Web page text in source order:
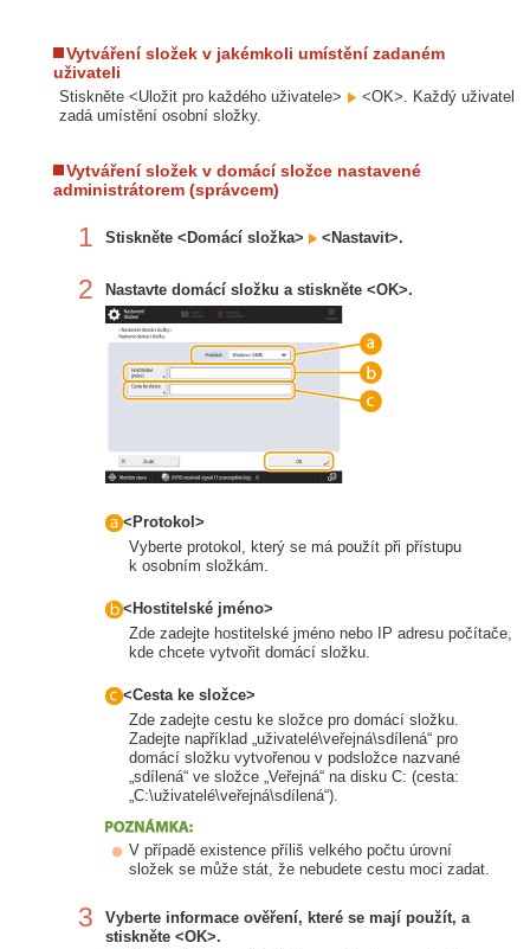
Vytváření složek v jakémkoli umístění zadaném
uživateli
Stiskněte <Uložit pro každého uživatele>
<OK>. Každý uživatel
zadá umístění osobní složky.
Vytváření složek v domácí složce nastavené
administrátorem (správcem)
1 Stiskněte <Domácí složka> <Nastavit>.
2 Nastavte domácí složku a stiskněte <OK>.
<Protokol>
Vyberte protokol, který se má použít při přístupu
k osobním složkám.
<Hostitelské jméno>
Zde zadejte hostitelské jméno nebo IP adresu počítače,
kde chcete vytvořit domácí složku.
<Cesta ke složce>
Zde zadejte cestu ke složce pro domácí složku.
Zadejte například „uživatelé\veřejná\sdílená“ pro
domácí složku vytvořenou v podsložce nazvané
„sdílená“ ve složce „Veřejná“ na disku C: (cesta:
„C:\uživatelé\veřejná\sdílená“).
V případě existence příliš velkého počtu úrovní
složek se může stát, že nebudete cestu moci zadat.
3
Vyberte informace ověření, které se mají použít, a
stiskněte <OK>.